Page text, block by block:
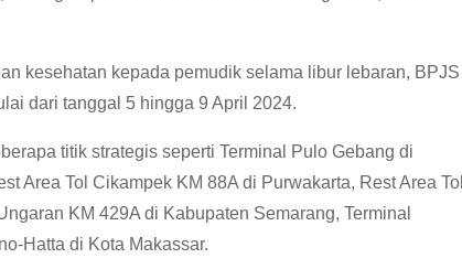
kesehatan kepada pemudik selama libur lebaran, BPJS
dari tanggal 5 hingga 9 April 2024.
titik strategis seperti Terminal Pulo Gebang di
Area Tol Cikampek KM 88A di Purwakarta, Rest Area Tol
KM 429A di Kabupaten Semarang, Terminal
Hatta di Kota Makassar.